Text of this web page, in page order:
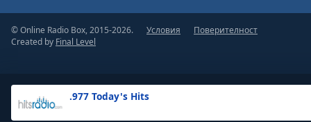
Opacity
Background
.977 Today's Hits
© Online Radio Box, 2015-2026.
Created by Final Level
Условия Поверителност